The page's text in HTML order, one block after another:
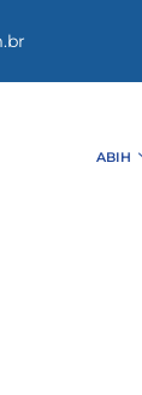
ABIH